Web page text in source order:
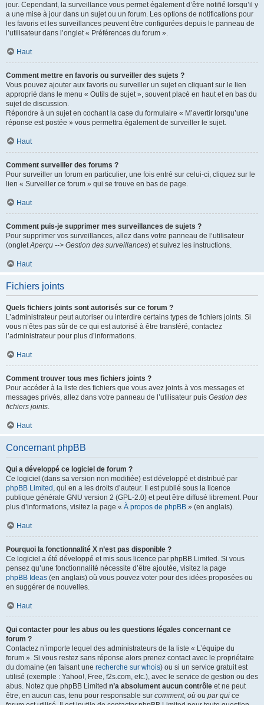
jour. Cependant, la surveillance vous permet également d’être notifié lorsqu’il y
a une mise à jour dans un sujet ou un forum. Les options de notifications pour
les favoris et les surveillances peuvent être configurées depuis le panneau de
l’utilisateur dans l’onglet « Préférences du forum ».
Haut
Comment mettre en favoris ou surveiller des sujets ?
Vous pouvez ajouter aux favoris ou surveiller un sujet en cliquant sur le lien
approprié dans le menu « Outils de sujet », souvent placé en haut et en bas du
sujet de discussion.
Répondre à un sujet en cochant la case du formulaire « M’avertir lorsqu’une
réponse est postée » vous permettra également de surveiller le sujet.
Haut
Comment surveiller des forums ?
Pour surveiller un forum en particulier, une fois entré sur celui-ci, cliquez sur le
lien « Surveiller ce forum » qui se trouve en bas de page.
Haut
Comment puis-je supprimer mes surveillances de sujets ?
Pour supprimer vos surveillances, allez dans votre panneau de l’utilisateur
(ongletAperçu --> Gestion des surveillances) et suivez les instructions.
Haut
Fichiers joints
Quels fichiers joints sont autorisés sur ce forum ?
L’administrateur peut autoriser ou interdire certains types de fichiers joints. Si
vous n’êtes pas sûr de ce qui est autorisé à être transféré, contactez
l’administrateur pour plus d’informations.
Haut
Comment trouver tous mes fichiers joints ?
Pour accéder à la liste des fichiers que vous avez joints à vos messages et
messages privés, allez dans votre panneau de l’utilisateur puis Gestion des
fichiers joints.
Haut
Concernant phpBB
Qui a développé ce logiciel de forum ?
Ce logiciel (dans sa version non modifiée) est développé et distribué par
phpBB Limited , qui en a les droits d’auteur. Il est publié sous la licence
publique générale GNU version 2 (GPL-2.0) et peut être diffusé librement. Pour
plus d’informations, visitez la page « À propos de phpBB » (en anglais).
Haut
Pourquoi la fonctionnalité X n’est pas disponible ?
Ce logiciel a été développé et mis sous licence par phpBB Limited. Si vous
pensez qu’une fonctionnalité nécessite d’être ajoutée, visitez la page
phpBB Ideas (en anglais) où vous pouvez voter pour des idées proposées ou
en suggérer de nouvelles.
Haut
Qui contacter pour les abus ou les questions légales concernant ce
forum ?
Contactez n’importe lequel des administrateurs de la liste « L’équipe du
forum ». Si vous restez sans réponse alors prenez contact avec le propriétaire
du domaine (en faisant une recherche sur whois) ou si un service gratuit est
utilisé (exemple : Yahoo!, Free, f2s.com, etc.), avec le service de gestion ou des
abus. Notez que phpBB Limited n’a absolument aucun contrôle et ne peut
être, en aucun cas, tenu pour responsable sur comment, où ou par qui ce